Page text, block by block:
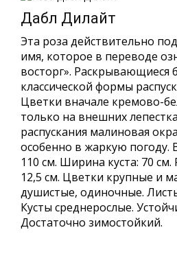
Дабл Дилайт
Эта роза действительно
имя, которое в переводе
восторг». Раскрывающиеся
классической формы
Цветки вначале кремово-
только на внешних
распускания малиновая
особенно в жаркую погоду.
110 см. Ширина куста: 70
12,5 см. Цветки крупные и
душистые, одиночные.
Кусты среднерослые.
Достаточно зимостойкий.